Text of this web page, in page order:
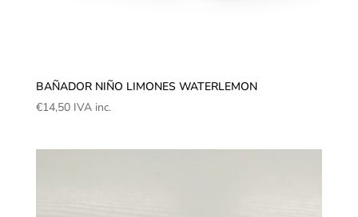
BAÑADOR NIÑO LIMONES WATERLEMON
€14,50 IVA inc.